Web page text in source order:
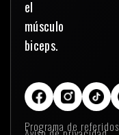
Programa de referidos